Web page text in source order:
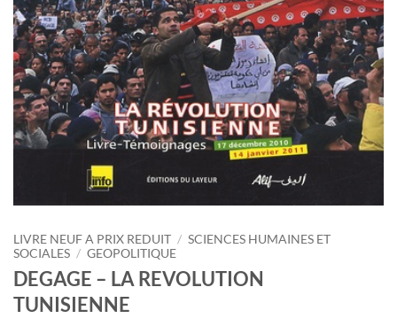
LIVRE NEUF A PRIX REDUIT / SCIENCES HUMAINES ET
SOCIALES / GEOPOLITIQUE
DEGAGE – LA REVOLUTION
TUNISIENNE